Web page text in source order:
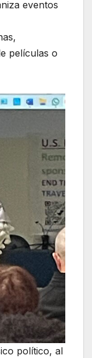
eventos
películas o
político, al